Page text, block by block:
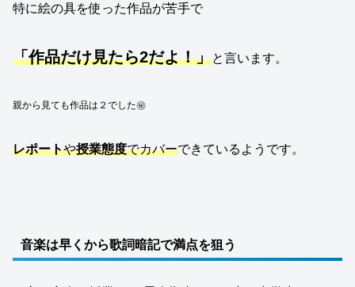
特に絵の具を使った作品が苦手で
「作品だけ見たら2だよ！」と言います。
親から見ても作品は２でした㊙
レポートや授業態度でカバーできているようです。
音楽は早くから歌詞暗記で満点を狙う